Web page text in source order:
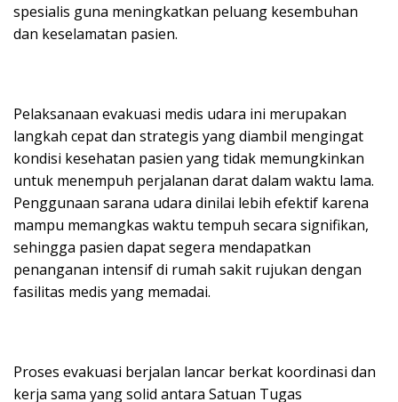
spesialis guna meningkatkan peluang kesembuhan
dan keselamatan pasien.
Pelaksanaan evakuasi medis udara ini merupakan
langkah cepat dan strategis yang diambil mengingat
kondisi kesehatan pasien yang tidak memungkinkan
untuk menempuh perjalanan darat dalam waktu lama.
Penggunaan sarana udara dinilai lebih efektif karena
mampu memangkas waktu tempuh secara signifikan,
sehingga pasien dapat segera mendapatkan
penanganan intensif di rumah sakit rujukan dengan
fasilitas medis yang memadai.
Proses evakuasi berjalan lancar berkat koordinasi dan
kerja sama yang solid antara Satuan Tugas